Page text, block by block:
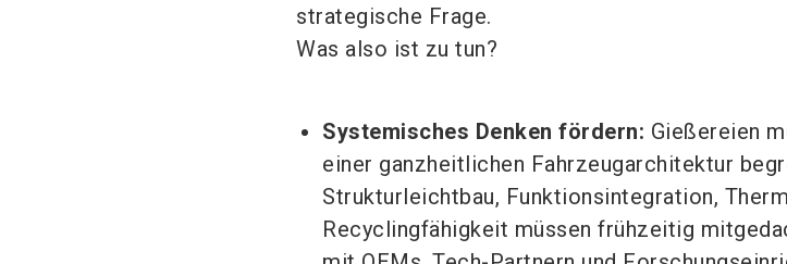
strategische Frage.
Was also ist zu tun?
Systemisches Denken fördern: Gießereien
einer ganzheitlichen Fahrzeugarchitektur
Strukturleichtbau, Funktionsintegration,
Recyclingfähigkeit müssen frühzeitig